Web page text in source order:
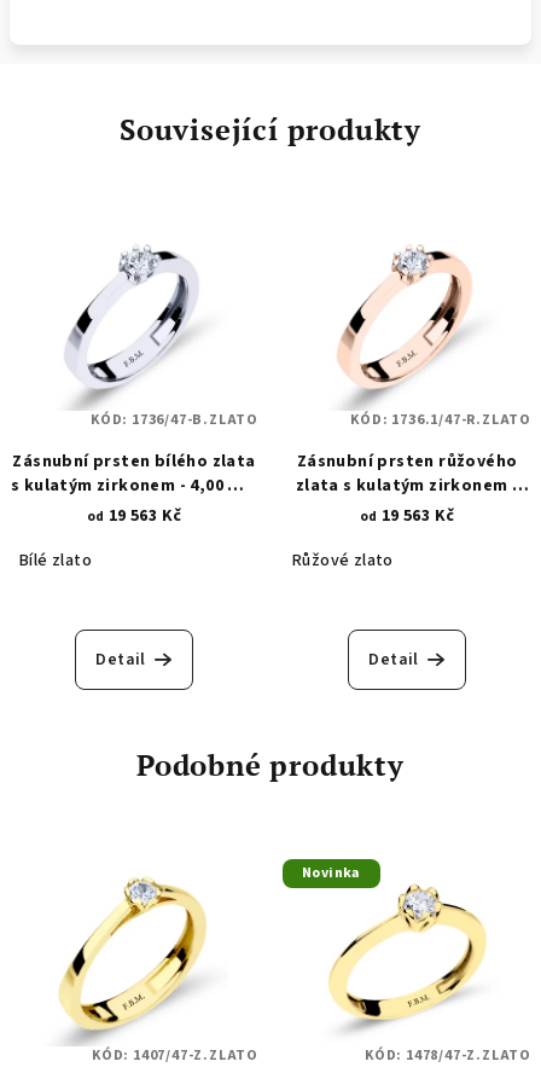
Související produkty
Zásnubní prsten bílého zlata
s kulatým zirkonem - 4,00 mm
- 8 krapen 1736
od 19 563 Kč
Bílé zlato
Detail
KÓD: 1736/47-B.ZLATO
Zásnubní prsten růžového
zlata s kulatým zirkonem -
od 19 563 Kč
Růžové zlato
Detail
KÓD: 1736.1/47-R.ZLATO
Podobné produkty
KÓD: 1407/47-Z.ZLATO
Novinka
KÓD: 1478/47-Z.ZLATO